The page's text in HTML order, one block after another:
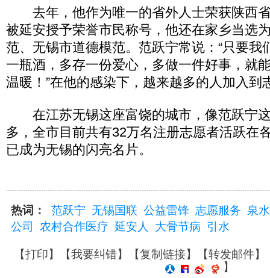
去年，他作为唯一的省外人士荣获陕西
被延安授予荣誉市民称号，他还在家乡当选
范、无锡市道德模范。范跃宁常说：“只要我
一瓶酒，多存一份爱心，多做一件好事，就
温暖！”在他的感染下，越来越多的人加入到
在江苏无锡这座富饶的城市，像范跃宁
多，全市目前共有32万名注册志愿者活跃在
已成为无锡的闪亮名片。
热词： 范跃宁 无锡国联 公益雷锋 志愿服务 泉水
公司
农村合作医疗 延安人 大骨节病 引水
【打印】【我要纠错】【复制链接】【转发邮件】
】